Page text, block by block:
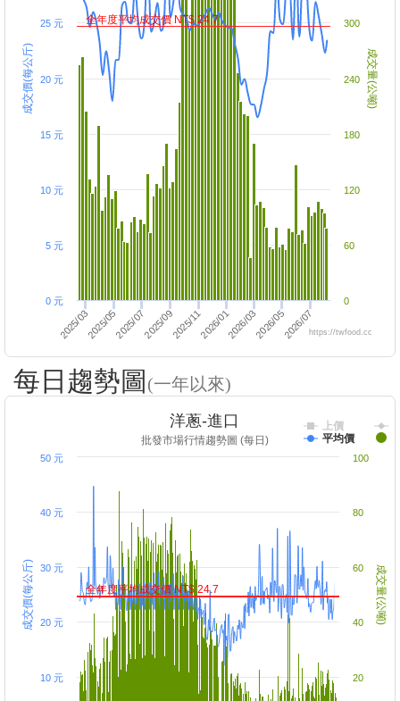
成交價(每公斤) 成交量(公噸)
2025/032025/052025/072025/092025/112026/012026/032026/052026/07
0 元
5 元
10 元
15 元
20 元
25 元
0
60
120
180
240
300
https://twfood.cc
全年度平均成交價 NT$ 24.7
每日趨勢圖 (一年以來)
成交價(每公斤) 成交量(公噸)
洋蔥-進口
批發市場行情趨勢圖 (每日)
上價
平均價
10 元
20 元
30 元
40 元
50 元
20
40
60
80
100
全年度平均成交價 NT$ 24.7